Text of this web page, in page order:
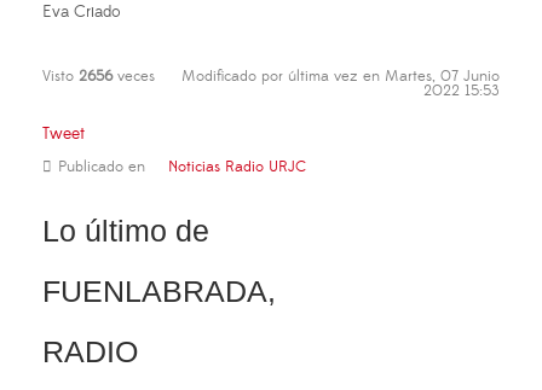
Eva Criado
Visto 2656veces Modificado por última vez en Martes, 07 Junio
2022 15:53
Tweet
Publicado en Noticias Radio URJC
Lo último de
FUENLABRADA,
RADIO